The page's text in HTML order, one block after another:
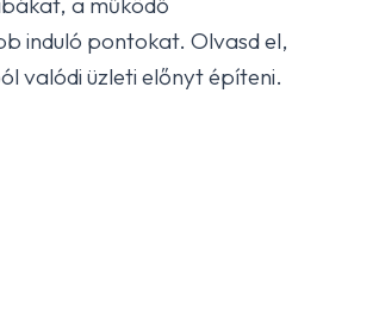
induló pontokat. Olvasd el,
valódi üzleti előnyt építeni.